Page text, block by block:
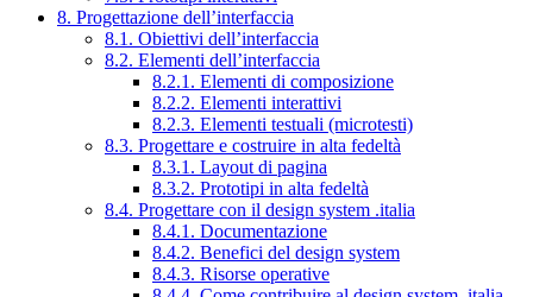
8. Progettazione dell’interfaccia
8.1. Obiettivi dell’interfaccia
8.2. Elementi dell’interfaccia
8.2.1. Elementi di composizione
8.2.2. Elementi interattivi
8.2.3. Elementi testuali (microtesti)
8.3. Progettare e costruire in alta fedeltà
8.3.1. Layout di pagina
8.3.2. Prototipi in alta fedeltà
8.4. Progettare con il design system .italia
8.4.1. Documentazione
8.4.2. Benefici del design system
8.4.3. Risorse operative